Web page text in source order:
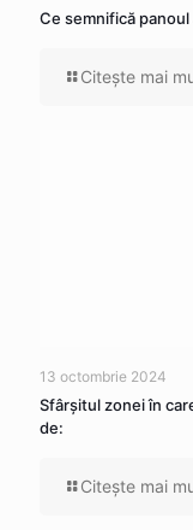
Ce semnifică
Citeşte mai
13 octombrie 2024
Sfârșitul zonei în
de:
Citeşte mai